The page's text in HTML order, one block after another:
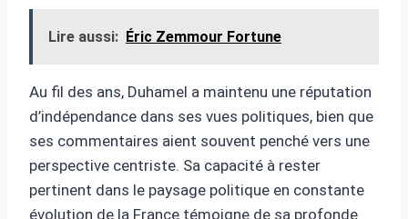
Lire aussi: Éric Zemmour Fortune
Au fil des ans, Duhamel a maintenu une réputation
d’indépendance dans ses vues politiques, bien que
ses commentaires aient souvent penché vers une
perspective centriste. Sa capacité à rester
pertinent dans le paysage politique en constante
évolution de la France témoigne de sa profonde